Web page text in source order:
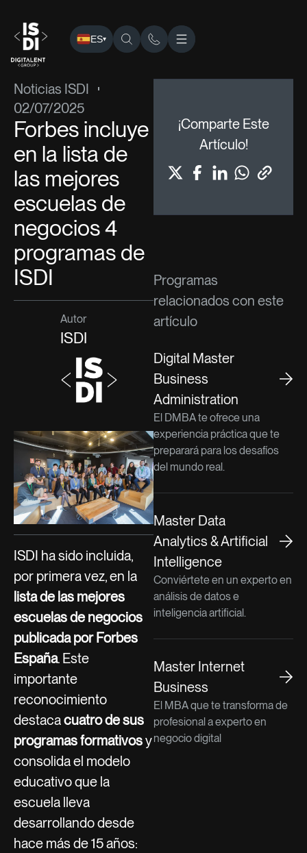
ES▾
ISDI› ›Noticias ISDI› Forbes incluye en la lista de
Noticias ISDI
02/07/2025
Forbes incluye
en la lista de
las mejores
escuelas de
negocios 4
programas de
ISDI
Autor
ISDI
ISDI ha sido incluida,
por primera vez, en la
lista de las mejores
escuelas de negocios
publicada por Forbes
España. Este
importante
reconocimiento
destacacuatro de sus
programas formativosy
consolida el modelo
educativo que la
escuela lleva
desarrollando desde
hace más de 15 años:
¡Comparte Este
Artículo!
Programas
relacionados con este
artículo
Digital Master
Business
Administration
El DMBA te ofrece una
experiencia práctica que te
preparará para los desafíos
del mundo real.
Master Data
Analytics & Artificial
Intelligence
Conviértete en un experto en
análisis de datos e
inteligencia artificial.
Master Internet
Business
El MBA que te transforma de
profesional a experto en
negocio digital